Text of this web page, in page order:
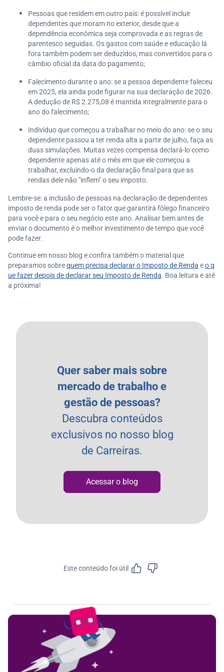
Pessoas que residem em outro país: é possível incluir
dependentes que moram no exterior, desde que a
dependência econômica seja comprovada e as regras de
parentesco seguidas. Os gastos com saúde e educação lá
fora também podem ser deduzidos, mas convertidos para o
câmbio oficial da data do pagamento;
Falecimento durante o ano: se a pessoa dependente faleceu
em 2025, ela ainda pode figurar na sua declaração de 2026.
A dedução de R$ 2.275,08 é mantida integralmente para o
ano do falecimento;
Indivíduo que começou a trabalhar no meio do ano: se o seu
dependente passou a ter renda alta a partir de julho, faça as
duas simulações. Muitas vezes compensa declará-lo como
dependente apenas até o mês em que ele começou a
trabalhar, excluindo-o da declaração final para que as
rendas dele não "inflem" o seu imposto.
Lembre-se: a inclusão de pessoas na declaração de dependentes
imposto de renda pode ser o fator que garantirá fôlego financeiro
para você e para o seu negócio este ano. Analisar bem antes de
enviar o documento é o melhor investimento de tempo que você
pode fazer.
Continue em nosso blog e confira também o material que
preparamos sobrequem precisa declarar o Imposto de Renda eo q
ue fazer depois de declarar seu Imposto de Renda. Boa leitura e até
a próxima!
Quer saber mais sobre
mercado de trabalho e
gestão de pessoas?
Descubra conteúdos
exclusivos no nosso blog
de Carreiras.
Acessar o blog
Este conteúdo foi útil